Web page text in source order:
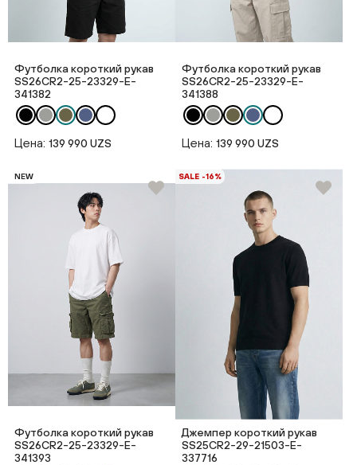
Футболка короткий рукав
SS26CR2-25-23329-E-
341382
Цена: 139 990 UZS
Футболка короткий рукав
SS26CR2-25-23329-E-
341388
Цена: 139 990 UZS
NEW
Футболка короткий рукав
SS26CR2-25-23329-E-
341393
SALE -16%
Джемпер короткий рукав
SS25CR2-29-21503-E-
337716